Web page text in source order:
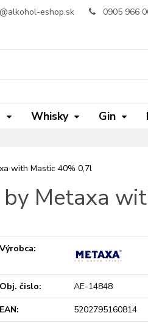
eshop.sk 0905 966
Whisky Gin
with Mastic 40% 0,7l
by Metaxa
Výrobca:
Obj. čislo:
AE-14848
EAN:
5202795160814